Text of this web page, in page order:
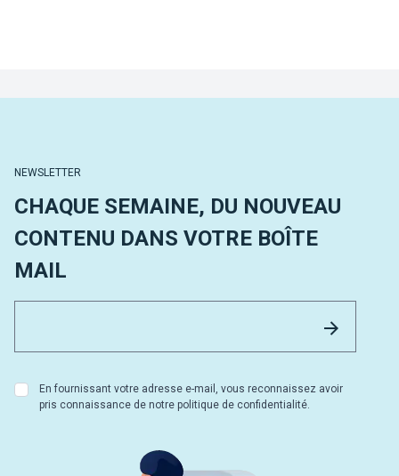
NEWSLETTER
CHAQUE SEMAINE, DU NOUVEAU
CONTENU DANS VOTRE BOÎTE
MAIL
En fournissant votre adresse e-mail, vous reconnaissez avoir
pris connaissance de notre politique de confidentialité.